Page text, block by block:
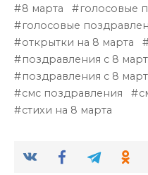
8 марта
голосовые
голосовые
открытки на 8 марта
поздравления с 8
поздравления с 8
смс поздравления
стихи на 8 марта